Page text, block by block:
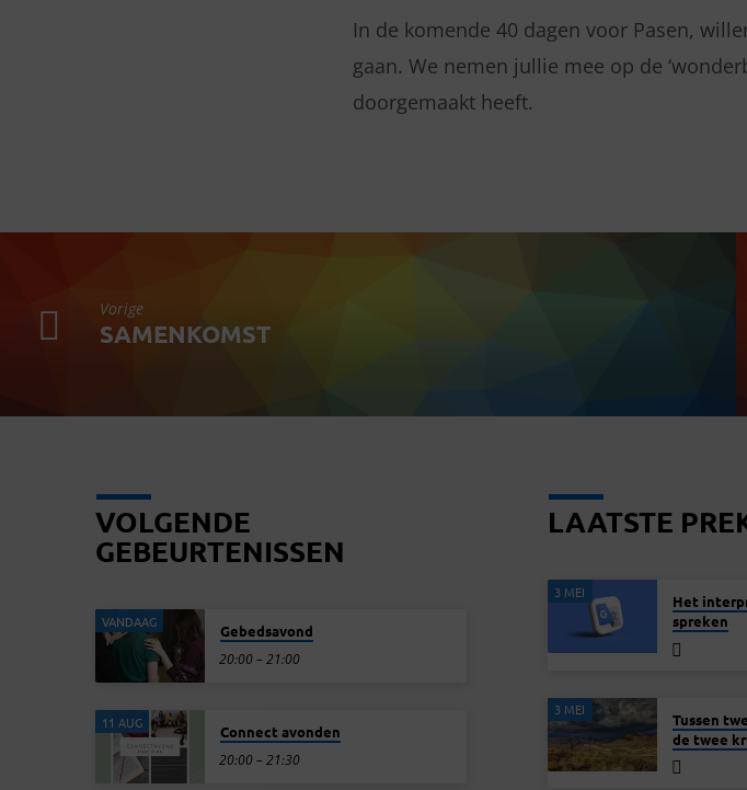
In de komende 40 dagen voor Pasen,
gaan. We nemen jullie mee op de
doorgemaakt heeft.
Vorige
SAMENKOMST
VOLGENDE
GEBEURTENISSEN
VANDAAG
Gebedsavond
20:00 – 21:00
11 AUG
Connect avonden
20:00 – 21:30
LAATSTE
3 MEI
Het
spreken
3 MEI
Tussen
de twee